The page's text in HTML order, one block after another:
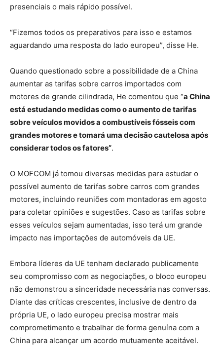
presenciais o mais rápido possível.
“Fizemos todos os preparativos para isso e estamos
aguardando uma resposta do lado europeu”, disse He.
Quando questionado sobre a possibilidade de a China
aumentar as tarifas sobre carros importados com
motores de grande cilindrada, He comentou que “a China
está estudando medidas como o aumento de tarifas
sobre veículos movidos a combustíveis fósseis com
grandes motores e tomará uma decisão cautelosa após
considerar todos os fatores”.
O MOFCOM já tomou diversas medidas para estudar o
possível aumento de tarifas sobre carros com grandes
motores, incluindo reuniões com montadoras em agosto
para coletar opiniões e sugestões. Caso as tarifas sobre
esses veículos sejam aumentadas, isso terá um grande
impacto nas importações de automóveis da UE.
Embora líderes da UE tenham declarado publicamente
seu compromisso com as negociações, o bloco europeu
não demonstrou a sinceridade necessária nas conversas.
Diante das críticas crescentes, inclusive de dentro da
própria UE, o lado europeu precisa mostrar mais
comprometimento e trabalhar de forma genuína com a
China para alcançar um acordo mutuamente aceitável.